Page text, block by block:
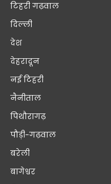
टिहरी गढ़वाल
दिल्ली
देश
देहरादून
नई टिहरी
नैनीताल
पिथौरागढ़
पौड़ी-गढ़वाल
बरेली
बागेश्वर